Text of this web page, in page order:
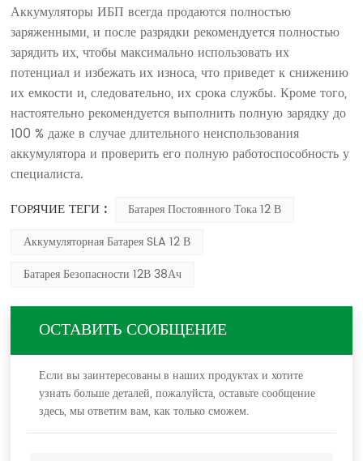
Аккумуляторы ИБП всегда продаются полностью
заряженными, и после разрядки рекомендуется полностью
зарядить их, чтобы максимально использовать их
потенциал и избежать их износа, что приведет к снижению
их емкости и, следовательно, их срока службы. Кроме того,
настоятельно рекомендуется выполнить полную зарядку до
100 % даже в случае длительного неиспользования
аккумулятора и проверить его полную работоспособность у
специалиста.
ГОРЯЧИЕ ТЕГИ :
Батарея Постоянного Тока 12 В
Аккумуляторная Батарея SLA 12 В
Батарея Безопасности 12В 38Ач
ОСТАВИТЬ СООБЩЕНИЕ
Если вы заинтересованы в наших продуктах и хотите
узнать больше деталей, пожалуйста, оставьте сообщение
здесь, мы ответим вам, как только сможем.